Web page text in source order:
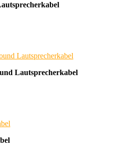
Lautsprecherkabel